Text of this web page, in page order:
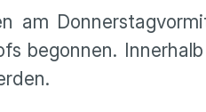
am
begonnen.